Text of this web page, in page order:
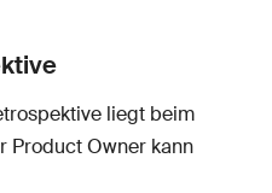
liegt beim
Product Owner kann